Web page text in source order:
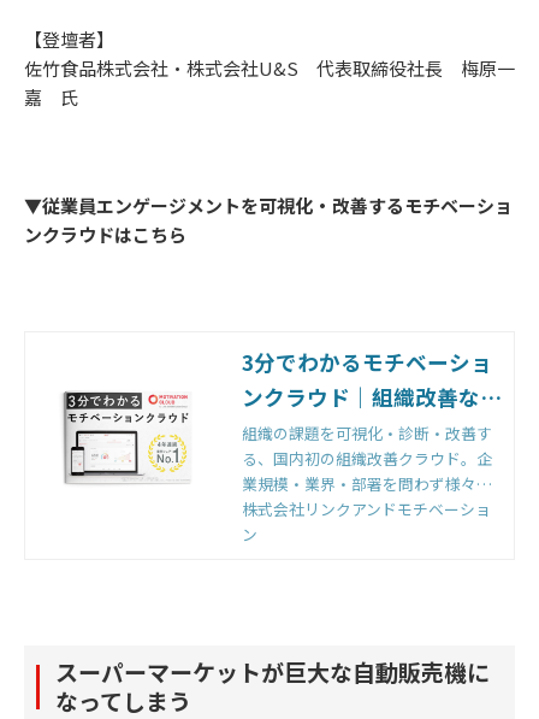
【登壇者】
佐竹食品株式会社・株式会社U&S 代表取締役社長 梅原一
嘉 氏
▼従業員エンゲージメントを可視化・改善するモチベーショ
ンクラウドはこちら
3分でわかるモチベーショ
ンクラウド｜組織改善なら
モチベーションクラウド
組織の課題を可視化・診断・改善す
る、国内初の組織改善クラウド。企
業規模・業界・部署を問わず様々な
組織から選ばれる理由とは。機能・
効果・実績など、モチベーションク
株式会社リンクアンドモチベーショ
ン
スーパーマーケットが巨大な自動販売機に
なってしまう